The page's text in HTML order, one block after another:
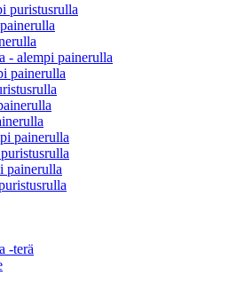
puristusrulla
- alempi painerulla
painerulla
painerulla
painerulla
-terä